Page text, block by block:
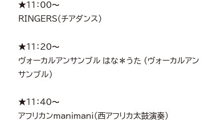
★11：00〜
RINGERS（チアダンス）
★11：20〜
ヴォーカルアンサンブル はな＊うた （ヴォーカルアン
サンブル）
★11：40〜
アフリカンmanimani（西アフリカ太鼓演奏）